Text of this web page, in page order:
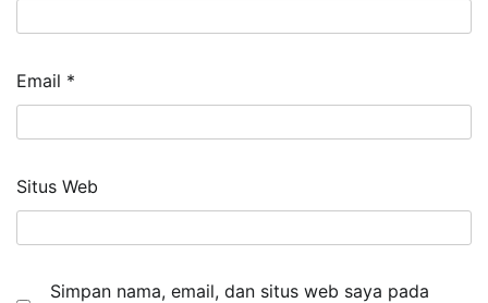
Email *
Situs Web
Simpan nama, email, dan situs web saya pada